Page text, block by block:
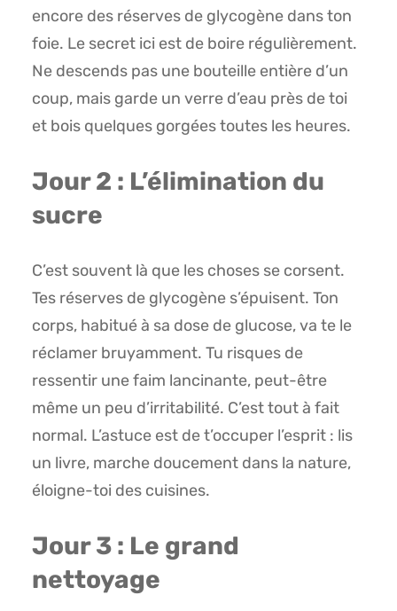
encore des réserves de glycogène dans ton
foie. Le secret ici est de boire régulièrement.
Ne descends pas une bouteille entière d’un
coup, mais garde un verre d’eau près de toi
et bois quelques gorgées toutes les heures.
Jour 2 : L’élimination du
sucre
C’est souvent là que les choses se corsent.
Tes réserves de glycogène s’épuisent. Ton
corps, habitué à sa dose de glucose, va te le
réclamer bruyamment. Tu risques de
ressentir une faim lancinante, peut-être
même un peu d’irritabilité. C’est tout à fait
normal. L’astuce est de t’occuper l’esprit : lis
un livre, marche doucement dans la nature,
éloigne-toi des cuisines.
Jour 3 : Le grand
nettoyage